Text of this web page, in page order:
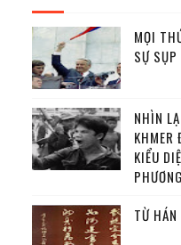
MỌI
SỰ
NHÌN
KHMER
KIỂU
TỪ